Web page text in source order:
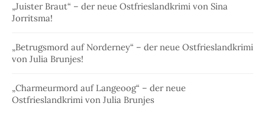
„Juister Braut“ – der neue Ostfrieslandkrimi von Sina
Jorritsma!
„Betrugsmord auf Norderney“ – der neue Ostfrieslandkrimi
von Julia Brunjes!
„Charmeurmord auf Langeoog“ – der neue
Ostfrieslandkrimi von Julia Brunjes